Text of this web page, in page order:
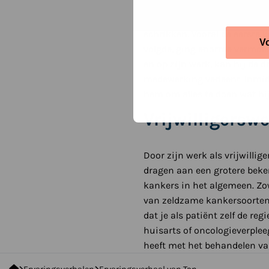
volgde, ging enorme
en op zijn werk, kan hij de
medewerking verleent.
Door zijn werk als
dragen aan een grotere
kankers in het algemeen.
van zeldzame
dat je als patiënt zelf de
huisarts of
heeft met het behandelen